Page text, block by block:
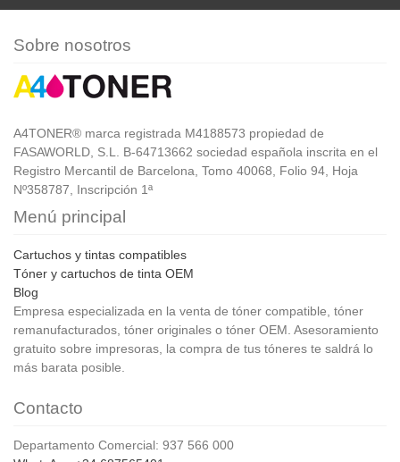
Sobre nosotros
A4TONER® marca registrada M4188573 propiedad de
FASAWORLD, S.L. B-64713662 sociedad española inscrita en el
Registro Mercantil de Barcelona, Tomo 40068, Folio 94, Hoja
Nº358787, Inscripción 1ª
Menú principal
Cartuchos y tintas compatibles
Tóner y cartuchos de tinta OEM
Blog
Empresa especializada en la venta de tóner compatible, tóner
remanufacturados, tóner originales o tóner OEM. Asesoramiento
gratuito sobre impresoras, la compra de tus tóneres te saldrá lo
más barata posible.
Contacto
Departamento Comercial: 937 566 000